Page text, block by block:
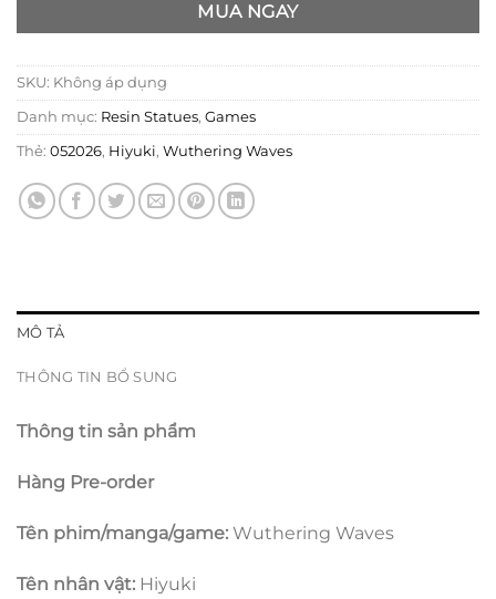
MUA NGAY
SKU: Không áp dụng
Danh mục: Resin Statues, Games
Thẻ: 052026, Hiyuki, Wuthering Waves
MÔ TẢ
THÔNG TIN BỔ SUNG
Thông tin sản phẩm
Hàng Pre-order
Tên phim/manga/game: Wuthering Waves
Tên nhân vật: Hiyuki